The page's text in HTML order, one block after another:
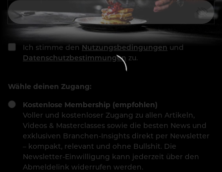
Ich stimme den Nutzungsbedingungen und
Datenschutzbestimmungen zu.
Wähle deinen Zugang:
Kostenlose Membership (empfohlen)
Voller und kostenloser Zugang zu allen Artikeln,
Videos & Masterclasses sowie die besten News und
exklusiven Branchen-Insights direkt per Newsletter
– kompakt, relevant und ohne Bullshit. Die
Newsletter-Einwilligung kann jederzeit über den
Abmeldelink widerrufen werden.